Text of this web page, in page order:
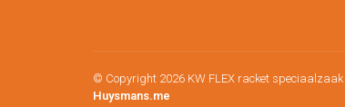
© Copyright 2026 KW FLEX racket speciaalzaak
Huysmans.me